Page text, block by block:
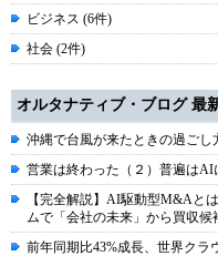
ビジネス (6件)
社会 (2件)
オルタナティブ・ブログ 最
沖縄で台風が来たときの過ごし
営業は終わった（２）普遍はAI
【完全解説】AI駆動型M&Aと
ムで「会社の未来」から買収候
前年同期比43%成長、世界クラ